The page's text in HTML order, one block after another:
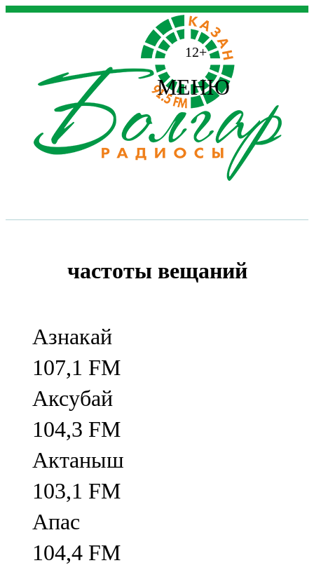
12+
МЕНЮ
частоты вещаний
Азнакай
107,1 FM
Аксубай
104,3 FM
Актаныш
103,1 FM
Апас
104,4 FM